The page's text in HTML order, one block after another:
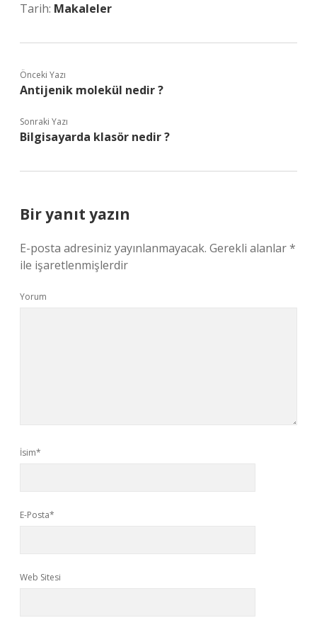
Tarih: Makaleler
Önceki Yazı
Antijenik molekül nedir ?
Sonraki Yazı
Bilgisayarda klasör nedir ?
Bir yanıt yazın
E-posta adresiniz yayınlanmayacak. Gerekli alanlar*
ile işaretlenmişlerdir
Yorum
İsim*
E-Posta*
Web Sitesi